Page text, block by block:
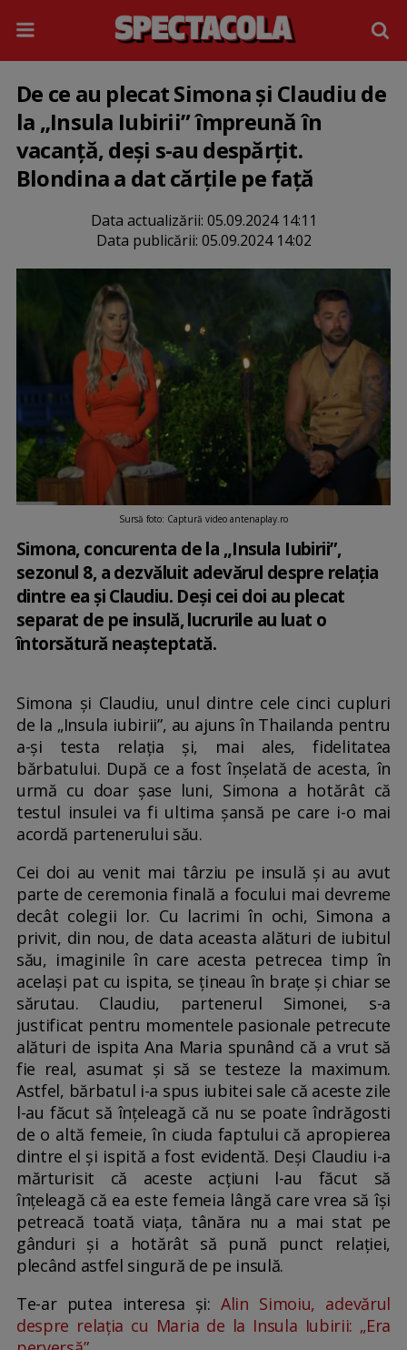
De ce au plecat Simona și Claudiu de
la „Insula Iubirii” împreună în
vacanță, deși s-au despărțit.
Blondina a dat cărțile pe față
Data actualizării: 05.09.2024 14:11
Data publicării: 05.09.2024 14:02
Sursă foto: Captură video antenaplay.ro
Simona, concurenta de la „Insula Iubirii”,
sezonul 8, a dezvăluit adevărul despre relația
dintre ea și Claudiu. Deși cei doi au plecat
separat de pe insulă, lucrurile au luat o
întorsătură neașteptată.
Simona și Claudiu, unul dintre cele cinci cupluri
de la „Insula iubirii”, au ajuns în Thailanda pentru
a-și testa relația și, mai ales, fidelitatea
bărbatului. După ce a fost înșelată de acesta, în
urmă cu doar șase luni, Simona a hotărât că
testul insulei va fi ultima șansă pe care i-o mai
acordă partenerului său.
Cei doi au venit mai târziu pe insulă și au avut
parte de ceremonia finală a focului mai devreme
decât colegii lor. Cu lacrimi în ochi, Simona a
privit, din nou, de data aceasta alături de iubitul
său, imaginile în care acesta petrecea timp în
același pat cu ispita, se țineau în brațe și chiar se
sărutau. Claudiu, partenerul Simonei, s-a
justificat pentru momentele pasionale petrecute
alături de ispita Ana Maria spunând că a vrut să
fie real, asumat și să se testeze la maximum.
Astfel, bărbatul i-a spus iubitei sale că aceste zile
l-au făcut să înțeleagă că nu se poate îndrăgosti
de o altă femeie, în ciuda faptului că apropierea
dintre el și ispită a fost evidentă. Deși Claudiu i-a
mărturisit că aceste acțiuni l-au făcut să
înțeleagă că ea este femeia lângă care vrea să își
petreacă toată viața, tânăra nu a mai stat pe
gânduri și a hotărât să pună punct relației,
plecând astfel singură de pe insulă.
Te-ar putea interesa și:Alin Simoiu, adevărul
despre relația cu Maria de la Insula Iubirii: „Era